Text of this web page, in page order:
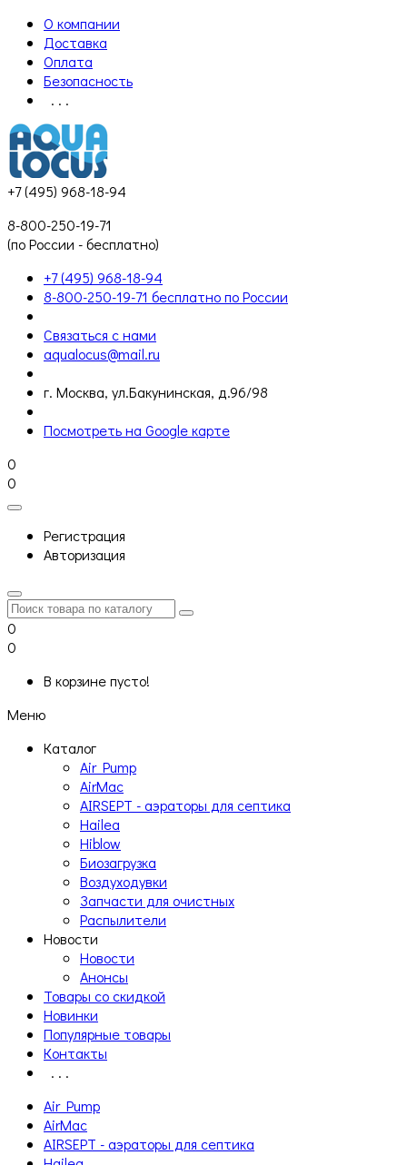
О компании
Доставка
Оплата
Безопасность
. . .
+7 (495) 968-18-94
8-800-250-19-71
(по России - бесплатно)
+7 (495) 968-18-94
8-800-250-19-71 бесплатно по России
Связаться с нами
aqualocus@mail.ru
г. Москва, ул.Бакунинская, д.96/98
Посмотреть на Google карте
0
0
Регистрация
Авторизация
0
0
В корзине пусто!
Меню
Каталог
Air Pump
AirMac
AIRSEPT - аэраторы для септика
Hailea
Hiblow
Биозагрузка
Воздуходувки
Запчасти для очистных
Распылители
Новости
Новости
Анонсы
Товары со скидкой
Новинки
Популярные товары
Контакты
. . .
Air Pump
AirMac
AIRSEPT - аэраторы для септика